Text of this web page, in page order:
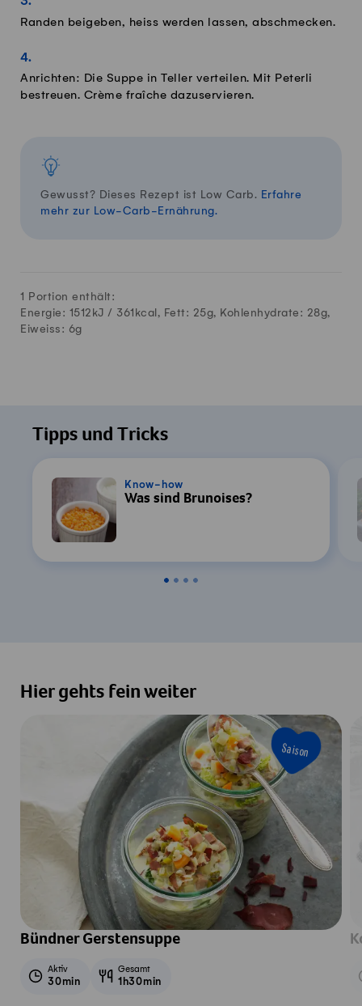
Randen beigeben, heiss werden lassen, abschmecken.
Anrichten: Die Suppe in Teller verteilen. Mit Peterli
bestreuen. Crème fraîche dazuservieren.
Gewusst? Dieses Rezept ist Low Carb. Erfahre
mehr zur Low-Carb-Ernährung.
1 Portion enthält:
Energie: 1512kJ / 361 kcal, Fett: 25g, Kohlenhydrate: 28g,
Eiweiss: 6g
Tipps und Tricks
Know-how
Was sind Brunoises?
Hier gehts fein weiter
Saison
Bündner Gerstensuppe
Aktiv
30min
Gesamt
1h30min